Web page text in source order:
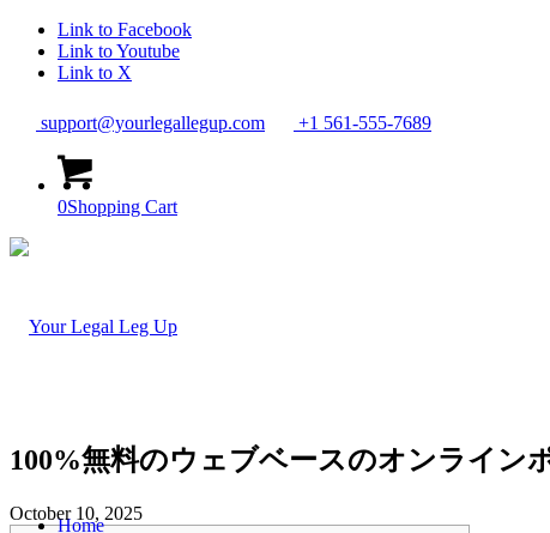
Link to Facebook
Link to Youtube
Link to X
support@yourlegallegup.com +1 561-555-7689
0Shopping Cart
Home
100%無料のウェブベースのオンライン
October 10, 2025